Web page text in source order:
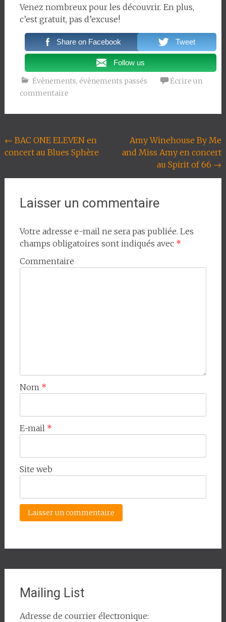
Venez nombreux pour les découvrir. En plus,
c’est gratuit, pas d’excuse!
Share on Facebook Tweet
Follow us
Évènements, évènements passés
Écrire un
commentaire
Navigation
de
l'article
← BAC ONE ELEVEN en
concert au Blues Sphère
Amy Winehouse By Me
and Miss Amy en concert
au Spirit of 66 →
Laisser un commentaire
Votre adresse e-mail ne sera pas publiée. Les
champs obligatoires sont indiqués avec *
Commentaire
Nom *
E-mail *
Site web
Mailing List
Adresse de courrier électronique: